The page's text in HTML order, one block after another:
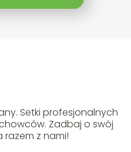
Setki profesjonalnych
Zadbaj o swój
z nami!